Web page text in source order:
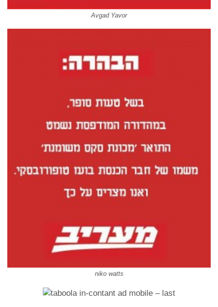
Avgad Yavor
niko watts